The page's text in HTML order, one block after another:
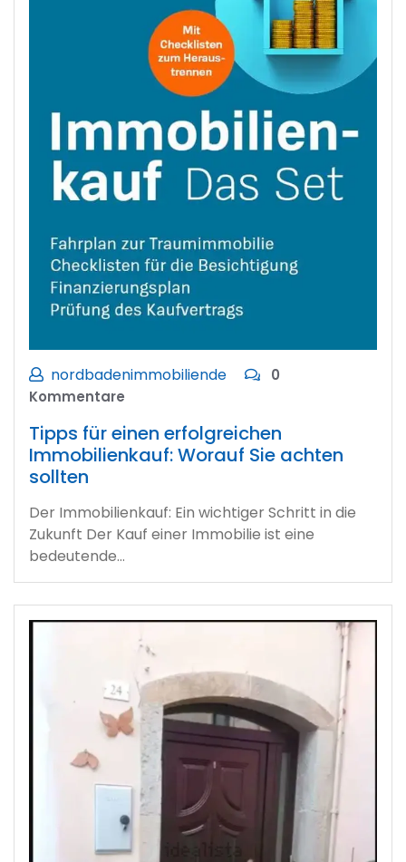
nordbadenimmobiliende
0
Kommentare
Tipps für einen erfolgreichen
Immobilienkauf: Worauf Sie achten
sollten
Der Immobilienkauf: Ein wichtiger Schritt in die
Zukunft Der Kauf einer Immobilie ist eine
bedeutende…